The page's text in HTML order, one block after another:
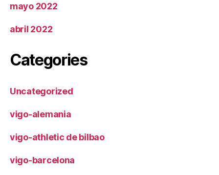
mayo 2022
abril 2022
Categories
Uncategorized
vigo-alemania
vigo-athletic de bilbao
vigo-barcelona